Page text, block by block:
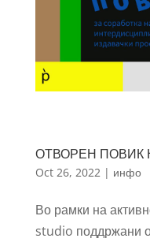
ОТВОРЕН ПОВИК
Oct 26, 2022 | инфо
Во рамки на
studio поддржани